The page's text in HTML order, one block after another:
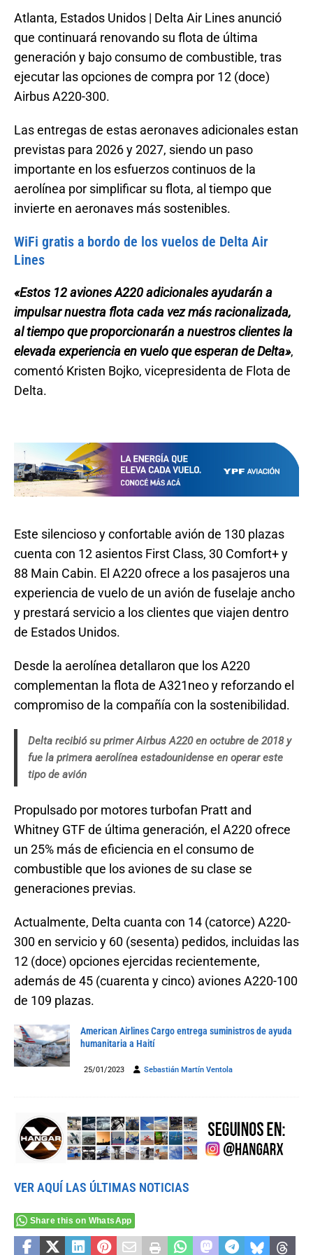
Atlanta, Estados Unidos | Delta Air Lines anunció
que continuará renovando su flota de última
generación y bajo consumo de combustible, tras
ejecutar las opciones de compra por 12 (doce)
Airbus A220-300.
Las entregas de estas aeronaves adicionales estan
previstas para 2026 y 2027, siendo un paso
importante en los esfuerzos continuos de la
aerolínea por simplificar su flota, al tiempo que
invierte en aeronaves más sostenibles.
WiFi gratis a bordo de los vuelos de Delta Air
Lines
«Estos 12 aviones A220 adicionales ayudarán a
impulsar nuestra flota cada vez más racionalizada,
al tiempo que proporcionarán a nuestros clientes la
elevada experiencia en vuelo que esperan de Delta»,
comentó Kristen Bojko, vicepresidenta de Flota de
Delta.
Este silencioso y confortable avión de 130 plazas
cuenta con 12 asientos First Class, 30 Comfort+ y
88 Main Cabin. El A220 ofrece a los pasajeros una
experiencia de vuelo de un avión de fuselaje ancho
y prestará servicio a los clientes que viajen dentro
de Estados Unidos.
Desde la aerolínea detallaron que los A220
complementan la flota de A321neo y reforzando el
compromiso de la compañía con la sostenibilidad.
Delta recibió su primer Airbus A220 en octubre de 2018 y
fue la primera aerolínea estadounidense en operar este
tipo de avión
Propulsado por motores turbofan Pratt and
Whitney GTF de última generación, el A220 ofrece
un 25% más de eficiencia en el consumo de
combustible que los aviones de su clase se
generaciones previas.
Actualmente, Delta cuanta con 14 (catorce) A220-
300 en servicio y 60 (sesenta) pedidos, incluidas las
12 (doce) opciones ejercidas recientemente,
además de 45 (cuarenta y cinco) aviones A220-100
de 109 plazas.
American Airlines Cargo entrega suministros de ayuda
humanitaria a Haití
25/01/2023 Sebastián Martín Ventola
VER AQUÍ LAS ÚLTIMAS NOTICIAS
Share this on WhatsApp